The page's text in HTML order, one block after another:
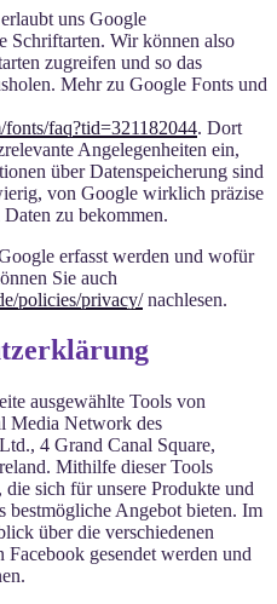
uns Google
Schriftarten. Wir können also
zugreifen und so das
Mehr zu Google Fonts und
fonts/faq?tid=321182044. Dort
Angelegenheiten ein,
über Datenspeicherung sind
von Google wirklich präzise
zu bekommen.
erfasst werden und wofür
Sie auch
policies/privacy/nachlesen.
ausgewählte Tools von
Media Network des
4 Grand Canal Square,
Mithilfe dieser Tools
sich für unsere Produkte und
bestmögliche Angebot bieten. Im
über die verschiedenen
gesendet werden und